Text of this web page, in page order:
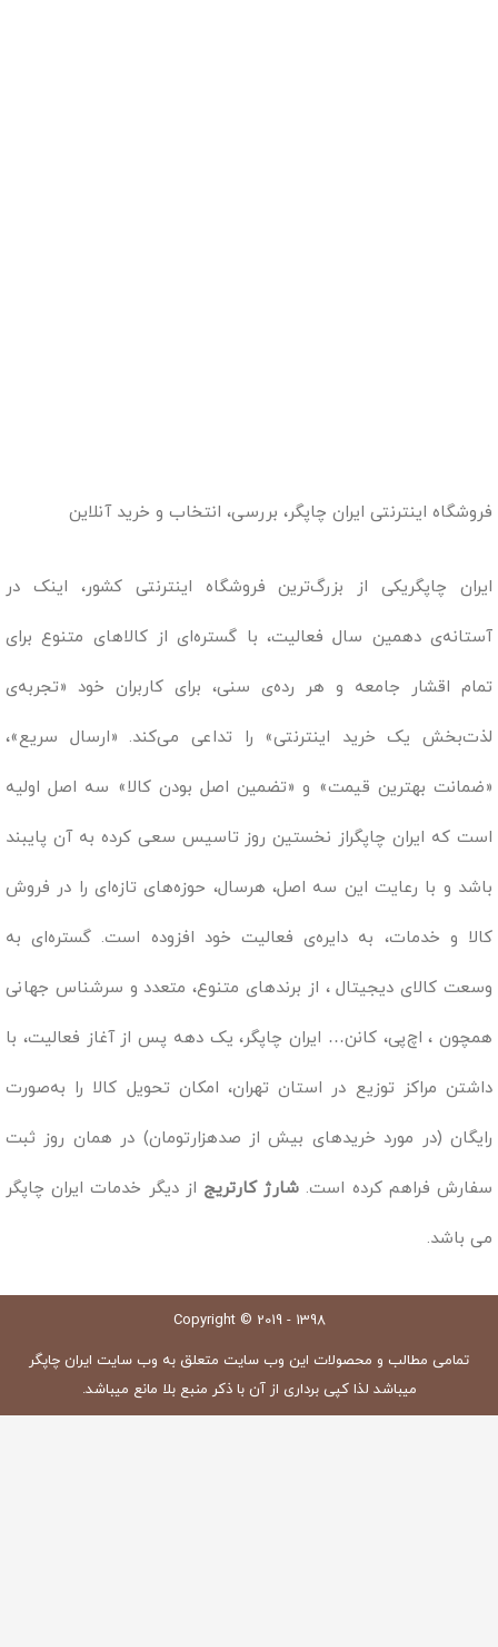
فروشگاه اینترنتی ایران چاپگر، بررسی، انتخاب و خرید آنلاین
ایران چاپگریکی از بزرگ‌ترین فروشگاه اینترنتی کشور، اینک در
آستانه‌ی دهمین سال فعالیت، با گستره‌ای از کالاهای متنوع برای
تمام اقشار جامعه و هر رده‌ی سنی، برای کاربران خود «تجربه‌ی
لذت‌بخش یک خرید اینترنتی» را تداعی می‌کند. «ارسال سریع»،
«ضمانت بهترین قیمت» و «تضمین اصل بودن کالا» سه اصل اولیه
است که ایران چاپگراز نخستین روز تاسیس سعی کرده به آن پایبند
باشد و با رعایت این سه اصل، هرسال، حوزه‌های تازه‌ای را در فروش
کالا و خدمات، به دایره‌ی فعالیت خود افزوده است. گستره‌ای به
وسعت کالای دیجیتال ، از برندهای متنوع، متعدد و سرشناس جهانی
همچون ، اچ‌پی، کانن… ایران چاپگر، یک دهه پس از آغاز فعالیت، با
داشتن مراکز توزیع در استان تهران، امکان تحویل کالا را به‌صورت
رایگان (در مورد خریدهای بیش از صدهزارتومان) در همان روز ثبت
سفارش فراهم کرده است. شارژ کارتریج از دیگر خدمات ایران چاپگر
می باشد.
Copyright © 2019 - 1398
تمامی مطالب و محصولات این وب سایت متعلق به وب سایت ایران چاپگر
میباشد لذا کپی برداری از آن با ذکر منبع بلا مانع میباشد.